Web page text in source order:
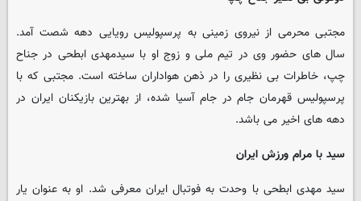
مجتبی محرمی از نیروی زمینی به پرسپولیس رویایی دهه شصت آمد.
سال های حضور وی در تیم ملی و زوج او با سیدمهدی ابطحی در جناح
چپ، خاطرات بی نظیری را در ذهن هواداران ساخته است. مجتبی که با
پرسپولیس قهرمان جام در جام آسیا شده، از بهترین بازیکنان ایران در
دهه های اخیر می باشد.
سید با مرام ورزش ایران
سید مهدی ابطحی با وحدت به فوتبال ایران معرفی شد. او به عنوان یار